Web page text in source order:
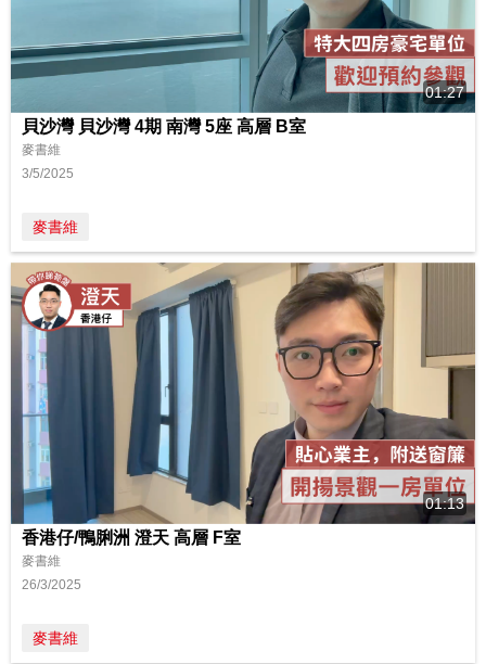
01:27
貝沙灣 貝沙灣 4期 南灣 5座 高層 B室
麥書維
3/5/2025
麥書維
01:13
香港仔/鴨脷洲 澄天 高層 F室
麥書維
26/3/2025
麥書維